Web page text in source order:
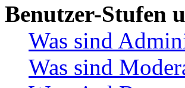
Benutzer-Stufen
Was sind
Was sind